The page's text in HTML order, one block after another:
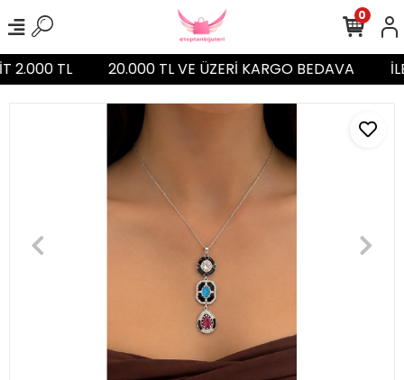
2.000 TL 20.000 TL VE ÜZERİ KARGO BEDAVA
0